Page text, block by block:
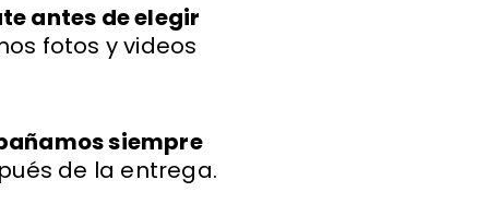
antes de elegir
fotos y videos
siempre
de la entrega.